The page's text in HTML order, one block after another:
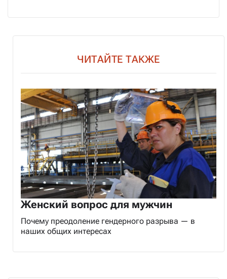
ЧИТАЙТЕ ТАКЖЕ
Женский вопрос для мужчин
Почему преодоление гендерного разрыва — в
наших общих интересах